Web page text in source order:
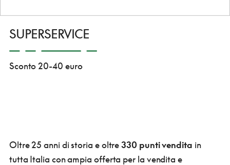
SUPERSERVICE
Sconto 20-40 euro
Oltre 25 anni di storia e oltre330 punti vendita in
tutta Italia con ampia offerta per la vendita e